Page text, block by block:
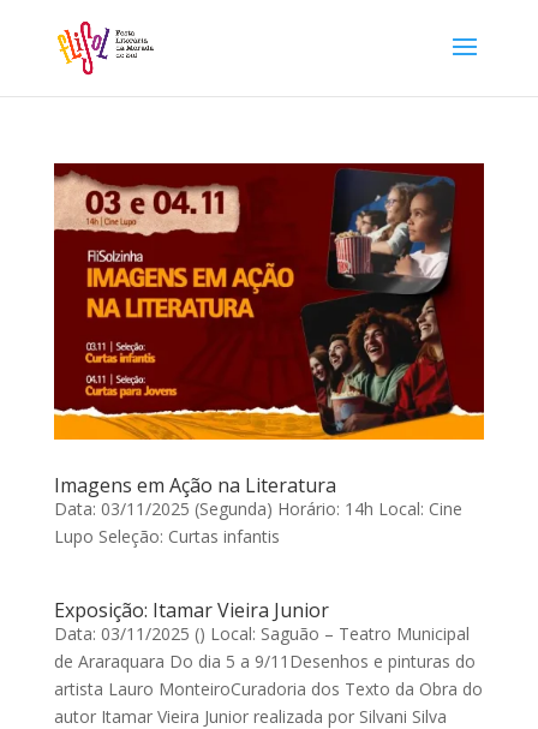
Imagens em Ação na Literatura
Data: 03/11/2025 (Segunda) Horário: 14h Local: Cine
Lupo Seleção: Curtas infantis
Exposição: Itamar Vieira Junior
Data: 03/11/2025 () Local: Saguão – Teatro Municipal
de Araraquara Do dia 5 a 9/11Desenhos e pinturas do
artista Lauro MonteiroCuradoria dos Texto da Obra do
autor Itamar Vieira Junior realizada por Silvani Silva